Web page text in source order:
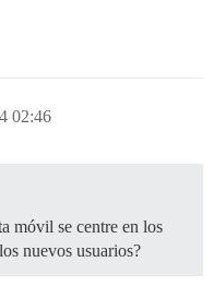
02:46
móvil se centre en los
nuevos usuarios?